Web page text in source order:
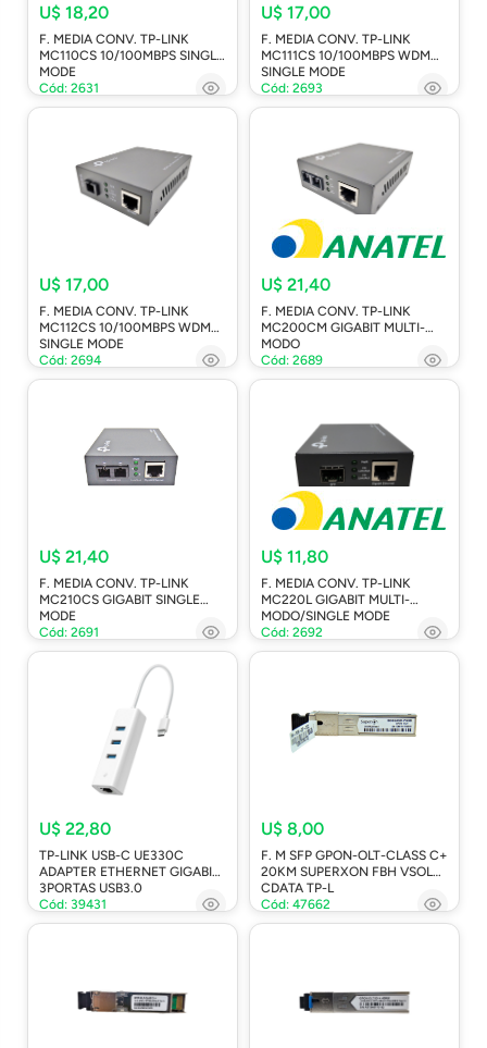
U$ 18,20
F. MEDIA CONV. TP-LINK
MC110CS 10/100MBPS SINGLE
MODE
Cód: 2631
U$ 17,00
F. MEDIA CONV. TP-LINK
MC111CS 10/100MBPS WDM
SINGLE MODE
Cód: 2693
U$ 17,00
F. MEDIA CONV. TP-LINK
MC112CS 10/100MBPS WDM
SINGLE MODE
Cód: 2694
U$ 21,40
F. MEDIA CONV. TP-LINK
MC200CM GIGABIT MULTI-
MODO
Cód: 2689
U$ 21,40
F. MEDIA CONV. TP-LINK
MC210CS GIGABIT SINGLE
MODE
Cód: 2691
U$ 11,80
F. MEDIA CONV. TP-LINK
MC220L GIGABIT MULTI-
MODO/SINGLE MODE
Cód: 2692
U$ 22,80
TP-LINK USB-C UE330C
ADAPTER ETHERNET GIGABIT
3PORTAS USB3.0
Cód: 39431
U$ 8,00
F. M SFP GPON-OLT-CLASS C+
20KM SUPERXON FBH VSOL
CDATA TP-L
Cód: 47662